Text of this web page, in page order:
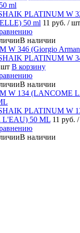
PLATINUM W
50 ml 11 руб. / шт
В наличии
PLATINUM W
В корзину
В наличии
PLATINUM W
L'EAU) 50 ML 11 руб.
В наличии